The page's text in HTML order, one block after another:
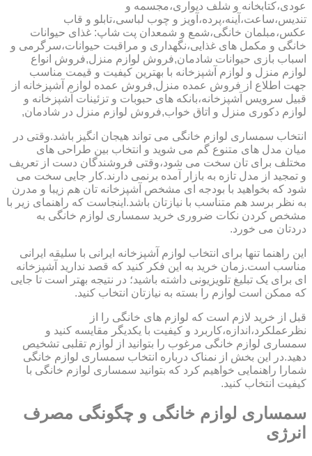
عودی،کتابخانه و شلف دیواری،مجسمه و
تندیس،ساعت،آینه،پرده،آویز و چوب لباسی،تابلو و قاب
عکس،مبلمان خانگی،شمع و شمعدان پت شاپ: غذای حیوانات
خانگی و مکمل های غذایی،نگهداری و مراقبت حیوانات،سرگرمی و
اسباب بازی حیوانات شادمان,فروش لوازم منزل,فروش انواع
لوازم منزل و لوازم آشپزخانه با بهترین کیفیت و قیمت مناسب
جهت اطلاع از فروش عمده منزل,فروش عمده لوازم آشپزخانه از
قبیل سرویس آشپزخانه،بانکه های حبوبات و تزئینات آشپزخانه و
لوازم دکوری منزل و اتاق خواب,فروش لوازم منزل در شادمان,
انتخاب سمساری لوازم خانگی می تواند هیجان انگیز باشد.وقتی در
میان مدل های متنوع گم می شوید و انتخاب بین طراحی های
مختلف برای تان سخت می شود،وقتی فروشندگان دست از تعریف
و تمجید از مدل تازه به بازار آمده برنمی دارند.کار جایی سخت می
شود که بخواهید با بودجه ای مشخص آشپزخانه تان هم زیبا و مدرن
به نظر برسد هم متناسب با نیازتان باشد.اینجاست که راهنمای زیر با
مشخص کردن نکات ضروری خرید سمساری لوازم خانگی به
دردتان می خورد.
این راهنما تنها برای انتخاب لوازم آشپزخانه ایرانی با سلیقه ایرانی
مناسب است.زمان خرید به این فکر کنید که قصد ندارید آشپزخانه
ای برای یک تبلیغ تلویزیونی داشته باشید؛ در نتیجه بهتر است تا جایی
که ممکن است لوازم را بسته به نیازتان انتخاب کنید.
قبل از خرید لازم است که لوازم های خانگی را از
نظرعملکرد،اندازه،کاربرد و کیفیت با یکدیگر مقایسه کنید و
سمساری لوازم خانگی مرغوب را بتوانید از لوازم تقلبی تشخیص
دهید.در این بخش از نمناک درباره انتخاب سمساری لوازم خانگی
شمارا راهنمایی خواهیم کرد که بتوانید سمساری لوازم خانگی با
کیفیت انتخاب کنید.
سمساری لوازم خانگی و چگونگی مصرف
انرژی